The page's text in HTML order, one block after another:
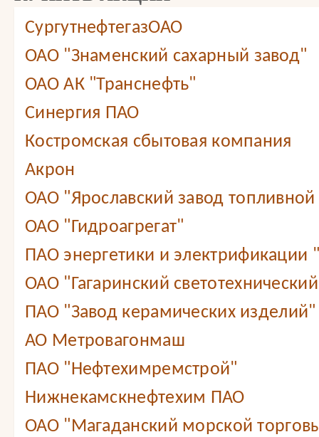
СургутнефтегазОАО
ОАО "Знаменский сахарный завод"
ОАО АК "Транснефть"
Синергия ПАО
Костромская сбытовая компания
Акрон
ОАО "Ярославский завод
ОАО "Гидроагрегат"
ПАО энергетики и электрификации
ОАО "Гагаринский
ПАО "Завод керамических изделий"
АО Метровагонмаш
ПАО "Нефтехимремстрой"
Нижнекамскнефтехим ПАО
ОАО "Магаданский морской